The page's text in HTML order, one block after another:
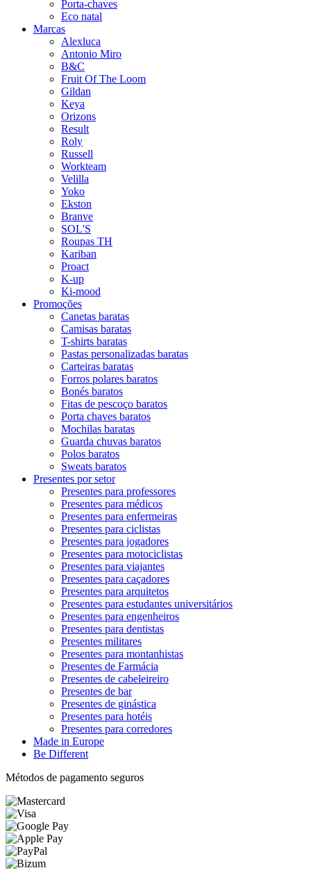
Porta-chaves
Eco natal
Marcas
Alexluca
Antonio Miro
B&C
Fruit Of The Loom
Gildan
Keya
Orizons
Result
Roly
Russell
Workteam
Velilla
Yoko
Ekston
Branve
SOL'S
Roupas TH
Kariban
Proact
K-up
Ki-mood
Promoções
Canetas baratas
Camisas baratas
T-shirts baratas
Pastas personalizadas baratas
Carteiras baratas
Forros polares baratos
Bonés baratos
Fitas de pescoço baratos
Porta chaves baratos
Mochilas baratas
Guarda chuvas baratos
Polos baratos
Sweats baratos
Presentes por setor
Presentes para professores
Presentes para médicos
Presentes para enfermeiras
Presentes para ciclistas
Presentes para jogadores
Presentes para motociclistas
Presentes para viajantes
Presentes para caçadores
Presentes para arquitetos
Presentes para estudantes universitários
Presentes para engenheiros
Presentes para dentistas
Presentes militares
Presentes para montanhistas
Presentes de Farmácia
Presentes de cabeleireiro
Presentes de bar
Presentes de ginástica
Presentes para hotéis
Presentes para corredores
Made in Europe
Be Different
Métodos de pagamento seguros